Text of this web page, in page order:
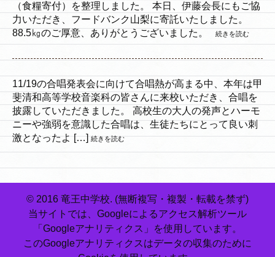
（食糧寄付）を整理しました。 本日、伊藤会長にもご協
力いただき、フードバンク山梨に寄託いたしました。
88.5㎏のご厚意、ありがとうございました。
続きを読む
11/19の合唱発表会に向けて合唱熱が高まる中、本年は甲
斐清和高等学校音楽科の皆さんに来校いただき、合唱を
披露していただきました。 高校生の大人の発声とハーモ
ニーや強弱を意識した合唱は、生徒たちにとって良い刺
激となったよ […] 続きを読む
© 2016 竜王中学校. (無断複写・複製・転載を禁ず)
当サイトでは、Googleによるアクセス解析ツール
「Googleアナリティクス」を使用しています。
このGoogleアナリティクスはデータの収集のために